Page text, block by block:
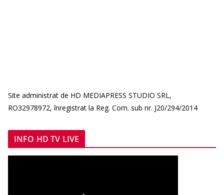
Site administrat de HD MEDIAPRESS STUDIO SRL,
RO32978972, înregistrat la Reg. Com. sub nr. J20/294/2014
INFO HD TV LIVE